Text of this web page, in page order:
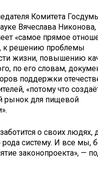
Комитета
Вячеслава Никонова,
«самое прямое
к решению проблемы
жизни, повышению
по его словам,
поддержки
«потому что
рынок для пищевой
о своих людях,
систему. И все мы,
законопроекта», —